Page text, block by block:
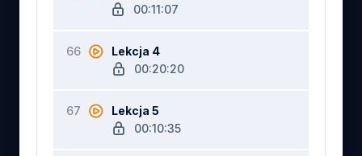
00:11:07
66
Lekcja 4
00:20:20
67
Lekcja 5
00:10:35